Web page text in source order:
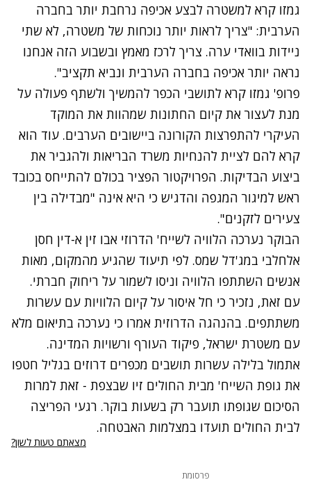
גמזו קרא למשטרה לבצע אכיפה נרחבת יותר בחברה
הערבית: "צריך לראות יותר נוכחות של משטרה, לא שתי
ניידות בוואדי ערה. צריך לרכז מאמץ ובשבוע הזה אנחנו
נראה יותר אכיפה בחברה הערבית ונביא תקציב".
פרופ' גמזו קרא לתושבי הכפר להמשיך ולשתף פעולה על
מנת לעצור את קיום החתונות שמהוות את המוקד
העיקרי להתפרצות הקורונה ביישובים הערבים. עוד הוא
קרא להם לציית להנחיות משרד הבריאות ולהגביר את
ביצוע הבדיקות. הפרויקטור הפציר בכולם להתייחס בכובד
ראש למיגור המגפה והדגיש כי היא אינה "מבדילה בין
צעירים לזקנים".
נסה שוב
הבוקר נערכה הלוויה לשייח' הדרוזי אבו זין א-דין חסן
אלחלבי במג'דל שמס. לפי תיעוד שהגיע מהמקום, מאות
אנשים השתתפו הלוויה וניסו לשמור על ריחוק חברתי.
עם זאת, נזכיר כי חל איסור על קיום הלוויות עם עשרות
משתתפים. בהנהגה הדרוזית אמרו כי נערכה בתיאום מלא
אתמול בלילה עשרות תושבים מכפרים דרוזים בגליל חטפו
את גופת השייח' מבית החולים זיו שבצפת - זאת למרות
הסיכום שגופתו תועבר רק בשעות בוקר. רגעי הפריצה
לבית החולים תועדו במצלמות האבטחה.
מצאתם טעות לשון?
פרסומת